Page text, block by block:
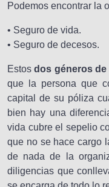
Podemos encontrar la
• Seguro de vida.
• Seguro de decesos.
Estosdos géneros
que la persona que
capital de su póliza
bien hay una
vida cubre el sepelio
que no se hace cargo
de nada de la
diligencias que